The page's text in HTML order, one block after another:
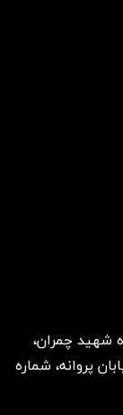
شهید چمران،
پروانه، شماره